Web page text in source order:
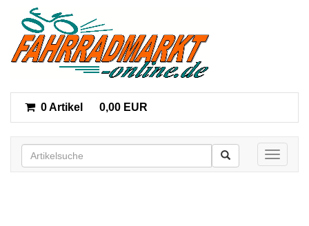
0 Artikel 0,00 EUR
Toggle